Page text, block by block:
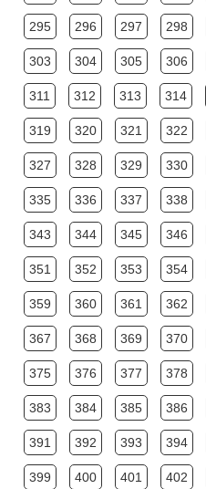
295 296 297 298
303 304 305 306
311 312 313 314
319 320 321 322
327 328 329 330
335 336 337 338
343 344 345 346
351 352 353 354
359 360 361 362
367 368 369 370
375 376 377 378
383 384 385 386
391 392 393 394
399 400 401 402